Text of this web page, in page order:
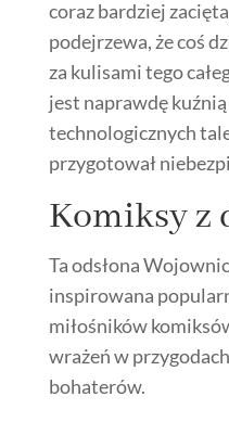
coraz bardziej
podejrzewa, że coś
za kulisami tego
jest naprawdę
technologicznych
przygotował
Komiksy z
Ta odsłona
inspirowana
miłośników
wrażeń w
bohaterów.